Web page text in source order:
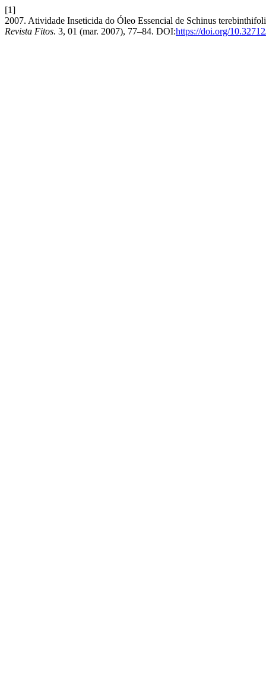
[1]
2007. Atividade Inseticida do Óleo Essencial de Schinus
Revista Fitos. 3, 01 (mar. 2007), 77–84. DOI:https://doi.org/